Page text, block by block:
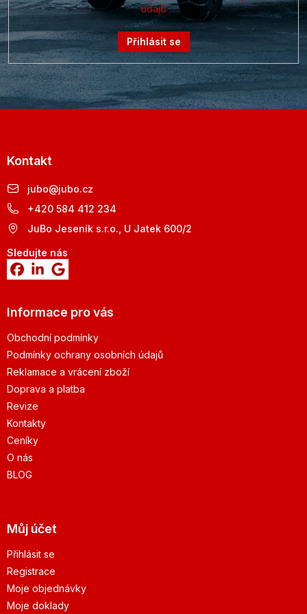
údajů
Přihlásit se
Kontakt
jubo@jubo.cz
+420 584 412 234
JuBo Jeseník s.r.o., U Jatek 600/2
Sledujte nás
Informace pro vás
Obchodní podmínky
Podmínky ochrany osobních údajů
Reklamace a vrácení zboží
Doprava a platba
Revize
Kontakty
Ceníky
O nás
BLOG
Můj účet
Přihlásit se
Registrace
Moje objednávky
Moje doklady